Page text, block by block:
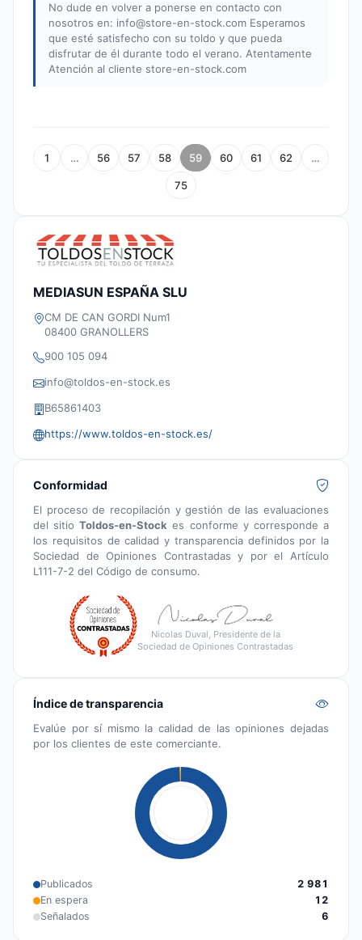
No dude en volver a ponerse en contacto con
nosotros en: info@store-en-stock.com Esperamos
que esté satisfecho con su toldo y que pueda
disfrutar de él durante todo el verano. Atentamente
Atención al cliente store-en-stock.com
1 … 56 57 58 59 60 61 62 …
75
MEDIASUN ESPAÑA SLU
CM DE CAN GORDI Num1
08400 GRANOLLERS
900 105 094
info@toldos-en-stock.es
B65861403
https://www.toldos-en-stock.es/
Conformidad
El proceso de recopilación y gestión de las evaluaciones
del sitioToldos-en-Stock es conforme y corresponde a
los requisitos de calidad y transparencia definidos por la
Sociedad de Opiniones Contrastadas y por el Artículo
L111-7-2 del Código de consumo.
Nicolas Duval, Presidente de la
Sociedad de Opiniones Contrastadas
Índice de transparencia
Evalúe por sí mismo la calidad de las opiniones dejadas
por los clientes de este comerciante.
Publicados
2 981
En espera
12
Señalados
6